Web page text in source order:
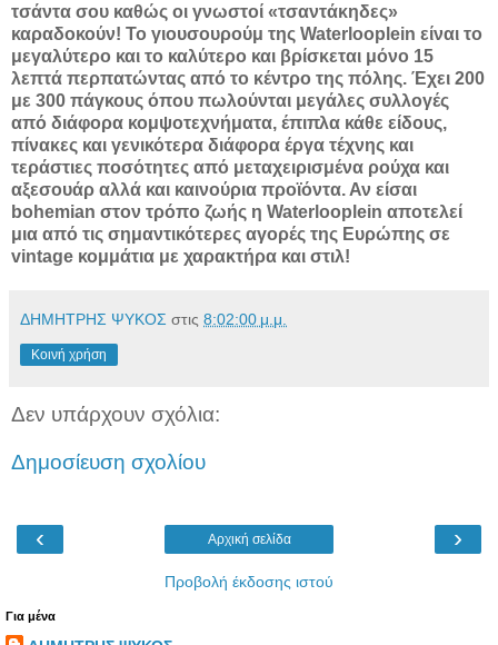
τσάντα σου καθώς οι γνωστοί «τσαντάκηδες»
καραδοκούν! Το γιουσουρούμ της Waterlooplein είναι το
μεγαλύτερο και το καλύτερο και βρίσκεται μόνο 15
λεπτά περπατώντας από το κέντρο της πόλης. Έχει 200
με 300 πάγκους όπου πωλούνται μεγάλες συλλογές
από διάφορα κομψοτεχνήματα, έπιπλα κάθε είδους,
πίνακες και γενικότερα διάφορα έργα τέχνης και
τεράστιες ποσότητες από μεταχειρισμένα ρούχα και
αξεσουάρ αλλά και καινούρια προϊόντα. Αν είσαι
bohemian στον τρόπο ζωής η Waterlooplein αποτελεί
μια από τις σημαντικότερες αγορές της Ευρώπης σε
vintage κομμάτια με χαρακτήρα και στιλ!
ΔΗΜΗΤΡΗΣ ΨΥΚΟΣ στις 8:02:00 μ.μ.
Κοινή χρήση
Δεν υπάρχουν σχόλια:
Δημοσίευση σχολίου
‹ ›
Αρχική σελίδα
Προβολή έκδοσης ιστού
Για μένα